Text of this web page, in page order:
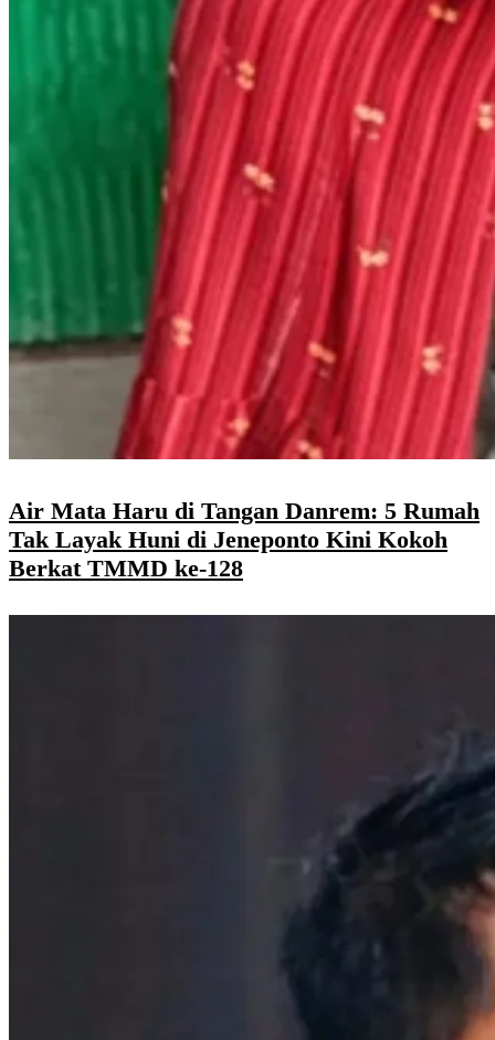
Air Mata Haru di Tangan Danrem: 5 Rumah
Tak Layak Huni di Jeneponto Kini Kokoh
Berkat TMMD ke-128